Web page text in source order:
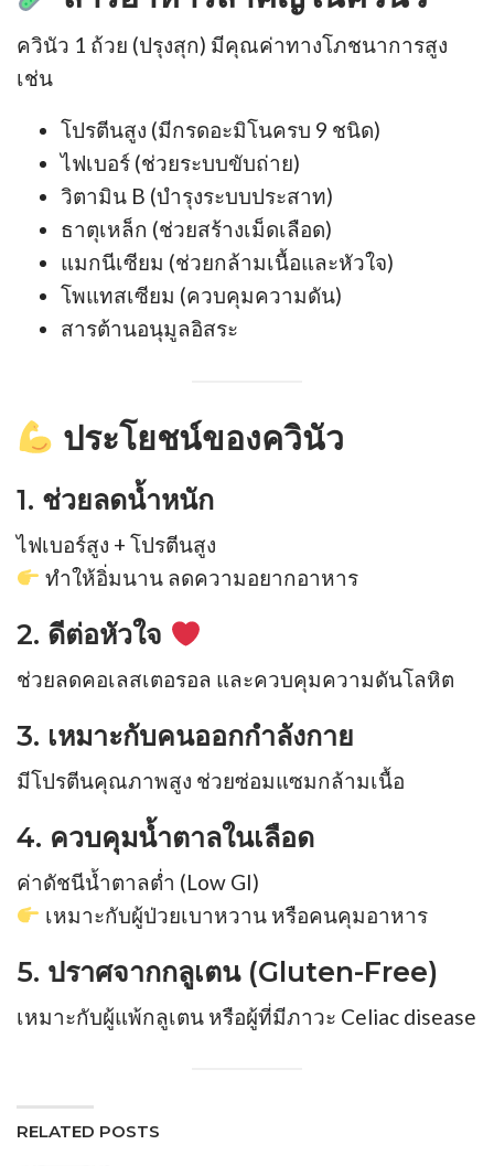
ควินัว 1 ถ้วย (ปรุงสุก) มีคุณค่าทางโภชนาการสูง
เช่น
โปรตีนสูง (มีกรดอะมิโนครบ 9 ชนิด)
ไฟเบอร์ (ช่วยระบบขับถ่าย)
วิตามิน B (บำรุงระบบประสาท)
ธาตุเหล็ก (ช่วยสร้างเม็ดเลือด)
แมกนีเซียม (ช่วยกล้ามเนื้อและหัวใจ)
โพแทสเซียม (ควบคุมความดัน)
สารต้านอนุมูลอิสระ
ประโยชน์ของควินัว
1. ช่วยลดน้ำหนัก
ไฟเบอร์สูง + โปรตีนสูง
ทำให้อิ่มนาน ลดความอยากอาหาร
2. ดีต่อหัวใจ
ช่วยลดคอเลสเตอรอล และควบคุมความดันโลหิต
3. เหมาะกับคนออกกำลังกาย
มีโปรตีนคุณภาพสูง ช่วยซ่อมแซมกล้ามเนื้อ
4. ควบคุมน้ำตาลในเลือด
ค่าดัชนีน้ำตาลต่ำ (Low GI)
เหมาะกับผู้ป่วยเบาหวาน หรือคนคุมอาหาร
5. ปราศจากกลูเตน (Gluten-Free)
เหมาะกับผู้แพ้กลูเตน หรือผู้ที่มีภาวะ Celiac disease
RELATED POSTS